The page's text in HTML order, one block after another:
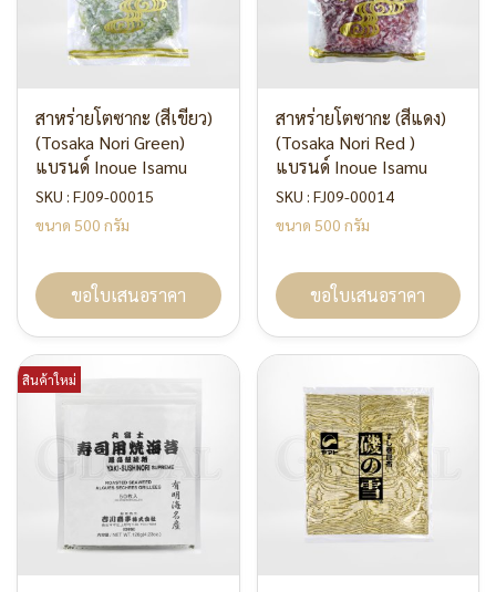
สาหร่ายโตซากะ (สีเขียว)
(Tosaka Nori Green)
แบรนด์ Inoue Isamu
SKU : FJ09-00015
ขนาด 500 กรัม
ขอใบเสนอราคา
สาหร่ายโตซากะ (สีแดง)
(Tosaka Nori Red )
แบรนด์ Inoue Isamu
SKU : FJ09-00014
ขนาด 500 กรัม
ขอใบเสนอราคา
สินค้าใหม่